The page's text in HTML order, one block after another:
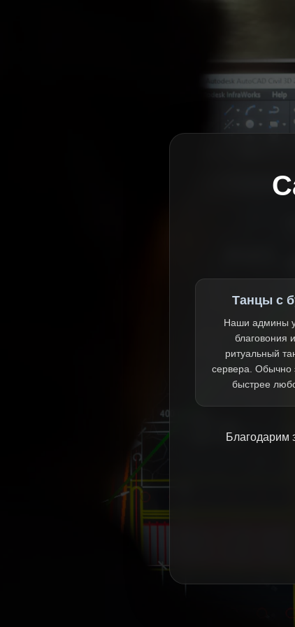
Танцы с
Наши админы
благовония
ритуальный
сервера. Обычно
быстрее
Благодарим